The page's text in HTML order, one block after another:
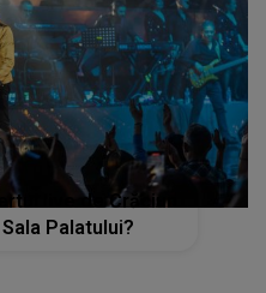
live de Crăciun
Palatului?